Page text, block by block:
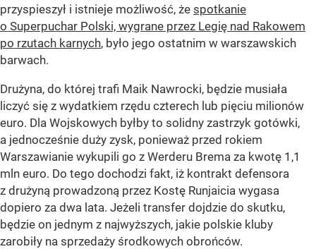
przyspieszył i istnieje możliwość, że spotkanie
o Superpuchar Polski, wygrane przez Legię nad Rakowem
po rzutach karnych, było jego ostatnim w warszawskich
barwach.
Drużyna, do której trafi Maik Nawrocki, będzie musiała
liczyć się z wydatkiem rzędu czterech lub pięciu milionów
euro. Dla Wojskowych byłby to solidny zastrzyk gotówki,
a jednocześnie duży zysk, ponieważ przed rokiem
Warszawianie wykupili go z Werderu Brema za kwotę 1,1
mln euro. Do tego dochodzi fakt, iż kontrakt defensora
z drużyną prowadzoną przez Kostę Runjaicia wygasa
dopiero za dwa lata. Jeżeli transfer dojdzie do skutku,
będzie on jednym z najwyższych, jakie polskie kluby
zarobiły na sprzedaży środkowych obrońców.